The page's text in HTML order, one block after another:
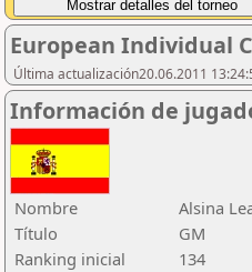
European Individual
Última actualización20.06.2011
Información de
Nombre
Alsina
Título
GM
Ranking inicial
134